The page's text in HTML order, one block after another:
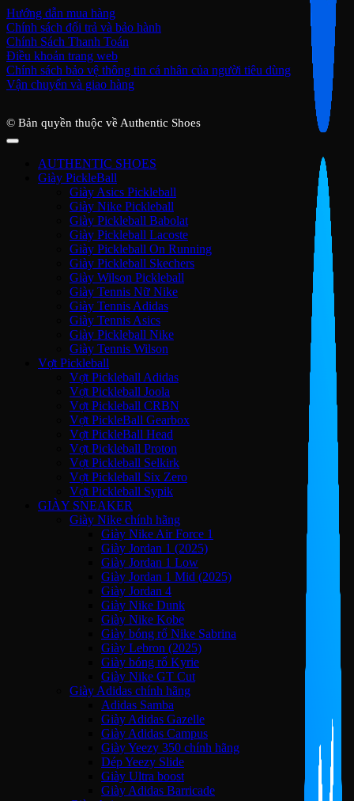
Hướng dẫn mua hàng
Chính sách đổi trả và bảo hành
Chính Sách Thanh Toán
Điều khoản trang web
Chính sách bảo vệ thông tin cá nhân của người tiêu dùng
Vận chuyển và giao hàng
© Bản quyền thuộc về Authentic Shoes
AUTHENTIC SHOES
Giày PickleBall
Giày Asics Pickleball
Giày Nike Pickleball
Giày Pickleball Babolat
Giày Pickleball Lacoste
Giày Pickleball On Running
Giày Pickleball Skechers
Giày Wilson Pickleball
Giày Tennis Nữ Nike
Giày Tennis Adidas
Giày Tennis Asics
Giày Pickleball Nike
Giày Tennis Wilson
Vợt Pickleball
Vợt Pickleball Adidas
Vợt Pickleball Joola
Vợt Pickleball CRBN
Vợt PickleBall Gearbox
Vợt PickleBall Head
Vợt Pickleball Proton
Vợt Pickleball Selkirk
Vợt Pickleball Six Zero
Vợt Pickleball Sypik
GIÀY SNEAKER
Giày Nike chính hãng
Giày Nike Air Force 1
Giày Jordan 1 (2025)
Giày Jordan 1 Low
Giày Jordan 1 Mid (2025)
Giày Jordan 4
Giày Nike Dunk
Giày Nike Kobe
Giày bóng rổ Nike Sabrina
Giày Lebron (2025)
Giày bóng rổ Kyrie
Giày Nike GT Cut
Giày Adidas chính hãng
Adidas Samba
Giày Adidas Gazelle
Giày Adidas Campus
Giày Yeezy 350 chính hãng
Dép Yeezy Slide
Giày Ultra boost
Giày Adidas Barricade